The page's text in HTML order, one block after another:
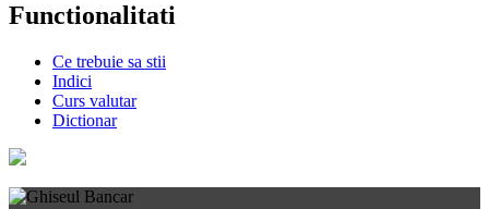
Functionalitati
Ce trebuie sa stii
Indici
Curs valutar
Dictionar